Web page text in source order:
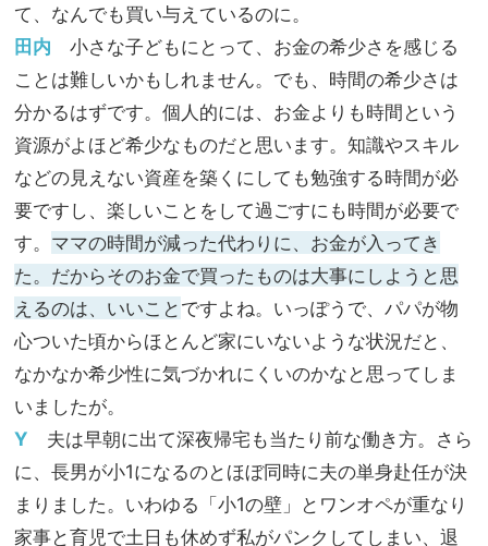
て、なんでも買い与えているのに。
田内 小さな子どもにとって、お金の希少さを感じる
ことは難しいかもしれません。でも、時間の希少さは
分かるはずです。個人的には、お金よりも時間という
資源がよほど希少なものだと思います。知識やスキル
などの見えない資産を築くにしても勉強する時間が必
要ですし、楽しいことをして過ごすにも時間が必要で
す。 ママの時間が減った代わりに、お金が入ってき
た。だからそのお金で買ったものは大事にしようと思
えるのは、いいことですよね。いっぽうで、パパが物
心ついた頃からほとんど家にいないような状況だと、
なかなか希少性に気づかれにくいのかなと思ってしま
いましたが。
Y 夫は早朝に出て深夜帰宅も当たり前な働き方。さら
に、長男が小1になるのとほぼ同時に夫の単身赴任が決
まりました。いわゆる「小1の壁」とワンオペが重なり
家事と育児で土日も休めず私がパンクしてしまい、退